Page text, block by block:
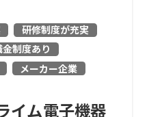
研修制度が充実
制度あり
メーカー企業
イム電子機器